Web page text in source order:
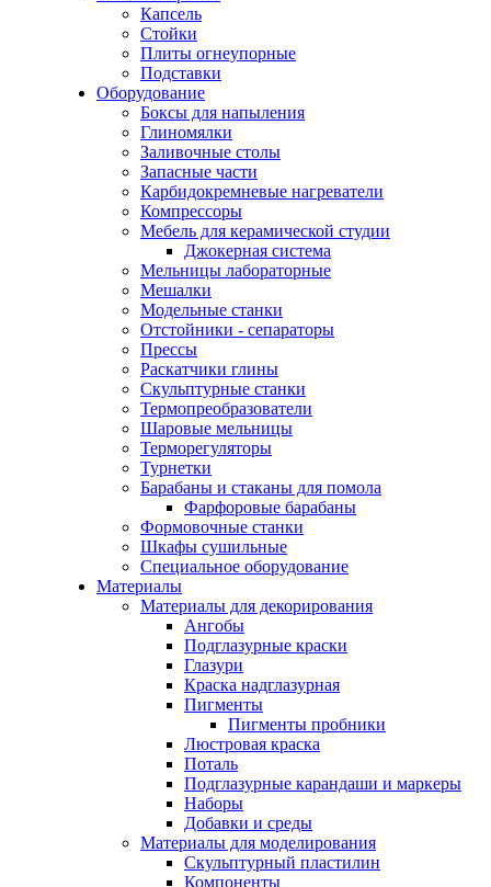
Капсель
Стойки
Плиты огнеупорные
Подставки
Оборудование
Боксы для напыления
Глиномялки
Заливочные столы
Запасные части
Карбидокремневые нагреватели
Компрессоры
Мебель для керамической студии
Джокерная система
Мельницы лабораторные
Мешалки
Модельные станки
Отстойники - сепараторы
Прессы
Раскатчики глины
Скульптурные станки
Термопреобразователи
Шаровые мельницы
Терморегуляторы
Турнетки
Барабаны и стаканы для помола
Фарфоровые барабаны
Формовочные станки
Шкафы сушильные
Специальное оборудование
Материалы
Материалы для декорирования
Ангобы
Подглазурные краски
Глазури
Краска надглазурная
Пигменты
Пигменты пробники
Люстровая краска
Поталь
Подглазурные карандаши и маркеры
Наборы
Добавки и среды
Материалы для моделирования
Скульптурный пластилин
Компоненты